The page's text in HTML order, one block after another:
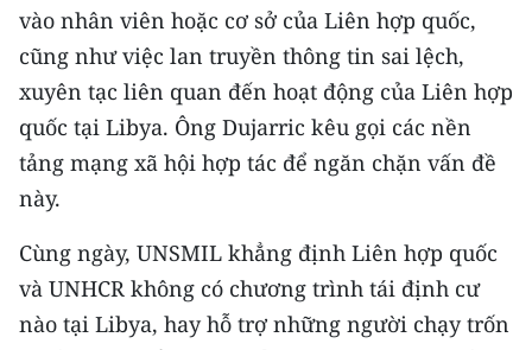
Media Y tế
Media Khoa học - Công nghệ
Media Môi trường
Ảnh
TIN MỚI
vào nhân viên hoặc cơ sở của Liên hợp quốc,
cũng như việc lan truyền thông tin sai lệch,
xuyên tạc liên quan đến hoạt động của Liên hợp
quốc tại Libya. Ông Dujarric kêu gọi các nền
tảng mạng xã hội hợp tác để ngăn chặn vấn đề
này.
Cùng ngày, UNSMIL khẳng định Liên hợp quốc
và UNHCR không có chương trình tái định cư
nào tại Libya, hay hỗ trợ những người chạy trốn